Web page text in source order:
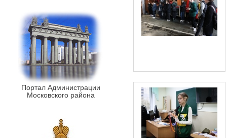
Портал Администрации
Московского района